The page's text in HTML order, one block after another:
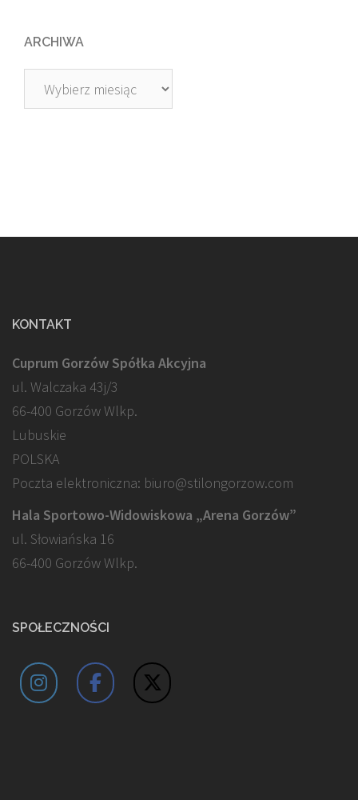
ARCHIWA
Archiwa
KONTAKT
Cuprum Gorzów Spółka Akcyjna
ul. Walczaka 43j/3
66-400 Gorzów Wlkp.
Lubuskie
POLSKA
Poczta elektroniczna: biuro@stilongorzow.com
Hala Sportowo-Widowiskowa „Arena Gorzów”
ul. Słowiańska 16
66-400 Gorzów Wlkp.
SPOŁECZNOŚCI